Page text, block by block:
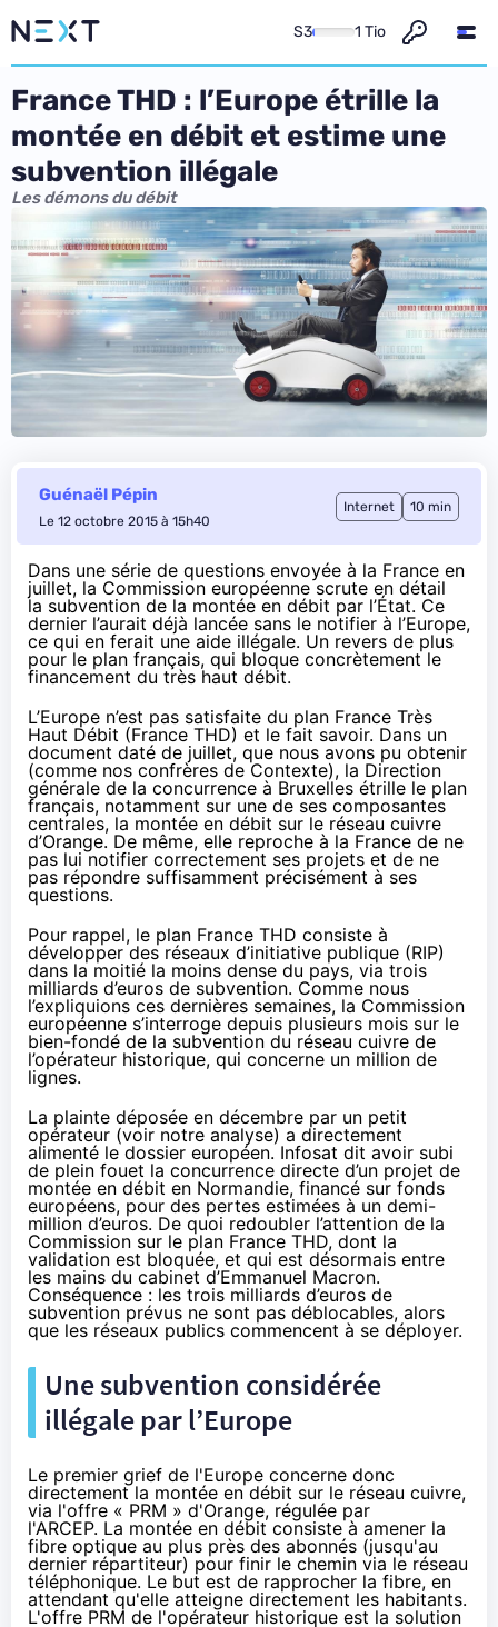
S3 1 Tio
France THD : l’Europe étrille la
montée en débit et estime une
subvention illégale
Les démons du débit
Guénaël Pépin
Le 12 octobre 2015 à 15h40
Internet 10 min
Dans une série de questions envoyée à la France en
juillet, la Commission européenne scrute en détail
la subvention de la montée en débit par l’État. Ce
dernier l’aurait déjà lancée sans le notifier à l’Europe,
ce qui en ferait une aide illégale. Un revers de plus
pour le plan français, qui bloque concrètement le
financement du très haut débit.
L’Europe n’est pas satisfaite du plan France Très
Haut Débit (France THD) et le fait savoir. Dans un
document daté de juillet, que nous avons pu obtenir
(comme nos confrères de Contexte), la Direction
générale de la concurrence à Bruxelles étrille le plan
français, notamment sur une de ses composantes
centrales, la montée en débit sur le réseau cuivre
d’Orange. De même, elle reproche à la France de ne
pas lui notifier correctement ses projets et de ne
pas répondre suffisamment précisément à ses
questions.
Pour rappel, le plan France THD consiste à
développer des réseaux d’initiative publique (RIP)
dans la moitié la moins dense du pays, via trois
milliards d’euros de subvention. Comme nous
l’expliquions ces dernières semaines, la Commission
européenne s’interroge depuis plusieurs mois sur le
bien-fondé de la subvention du réseau cuivre de
l’opérateur historique, qui concerne un million de
lignes.
La plainte déposée en décembre par un petit
opérateur (voir notre analyse) a directement
alimenté le dossier européen. Infosat dit avoir subi
de plein fouet la concurrence directe d’un projet de
montée en débit en Normandie, financé sur fonds
européens, pour des pertes estimées à un demi-
million d’euros. De quoi redoubler l’attention de la
Commission sur le plan France THD, dont la
validation est bloquée, et qui est désormais entre
les mains du cabinet d’Emmanuel Macron.
Conséquence : les trois milliards d’euros de
subvention prévus ne sont pas déblocables, alors
que les réseaux publics commencent à se déployer.
Une subvention considérée
illégale par l’Europe
Le premier grief de l'Europe concerne donc
directement la montée en débit sur le réseau cuivre,
via l'offre « PRM » d'Orange, régulée par
l'ARCEP. La montée en débit consiste à amener la
fibre optique au plus près des abonnés (jusqu'au
dernier répartiteur) pour finir le chemin via le réseau
téléphonique. Le but est de rapprocher la fibre, en
attendant qu'elle atteigne directement les habitants.
L'offre PRM de l'opérateur historique est la solution